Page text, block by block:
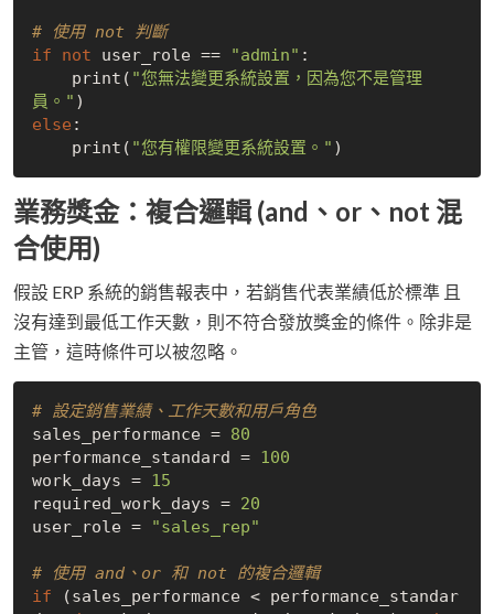
# 使用 not 判斷
if
not user_role == "admin" :
    print(
"您無法變更系統設置，因為您不是管理
員。"
else :
    print(
"您有權限變更系統設置。"
業務獎金：複合邏輯 (and、or、not 混
合使用)
假設 ERP 系統的銷售報表中，若銷售代表業績低於標準 且
沒有達到最低工作天數，則不符合發放獎金的條件。除非是
主管，這時條件可以被忽略。
# 設定銷售業績、工作天數和用戶角色
sales_performance = 80
performance_standard = 100
work_days = 15
required_work_days = 20
user_role =
"sales_rep"
# 使用 and、or 和 not 的複合邏輯
if (sales_performance < performance_standar